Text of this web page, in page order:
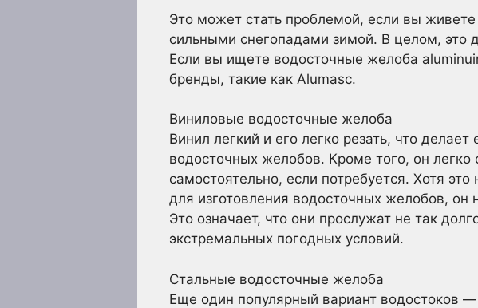
Это может стать проблемой, если вы
сильными снегопадами зимой. В целом,
Если вы ищете водосточные желоба
бренды, такие как Alumasc.
Виниловые водосточные желоба
Винил легкий и его легко резать, что
водосточных желобов. Кроме того, он легко
самостоятельно, если потребуется. Хотя
для изготовления водосточных желобов, он
Это означает, что они прослужат не так
экстремальных погодных условий.
Стальные водосточные желоба
Еще один популярный вариант водостоков